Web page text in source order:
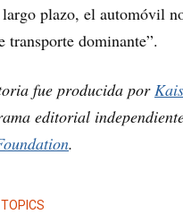
largo plazo, el automóvil
transporte dominante”.
fue producida por
editorial
.